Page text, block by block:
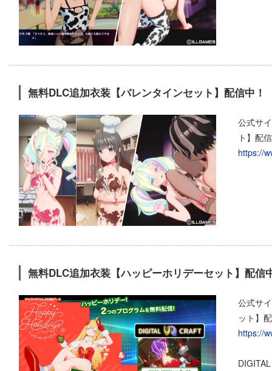
無料DLC追加衣装【バレンタインセット】配信中！
公式サ
ト】配
https://
無料DLC追加衣装【ハッピーホリデーセット】配信
公式サ
ット】
https://